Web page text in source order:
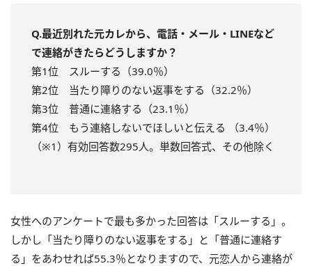
Q.最近別れた元カレから、電話・メール・LINEなど
で連絡がきたらどうしますか？
第1位 スルーする（39.0％）
第2位 当たり障りのない返事をする（32.2％）
第3位 普通に連絡する（23.1％）
第4位 もう連絡しないでほしいと伝える （3.4％）
（※1）有効回答数295人。単数回答式、その他除く
女性へのアンケートで最も多かった回答は「スルーする」。
しかし「当たり障りのない返事をする」と「普通に連絡す
る」をあわせれば55.3％となりますので、元恋人から連絡が